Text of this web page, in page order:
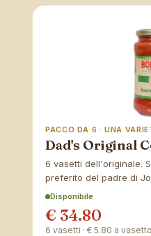
PACCO DA 6 · UNA
Dad's Original
6 vasetti dell'originale.
preferito del padre di
Disponibile
€ 34.80
6 vasetti · € 5.80 a vasetto